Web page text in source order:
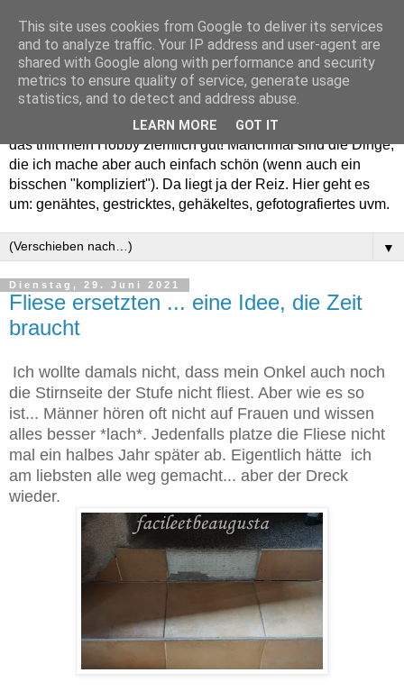
Willkommen in meinem "Wohnzimmer". Einfach und schön -
das trifft mein Hobby ziemlich gut! Manchmal sind die Dinge,
die ich mache aber auch einfach schön (wenn auch ein
bisschen "kompliziert"). Da liegt ja der Reiz. Hier geht es
um: genähtes, gestricktes, gehäkeltes, gefotografiertes uvm.
▼
Dienstag, 29. Juni 2021
Fliese ersetzten ... eine Idee, die Zeit
braucht
Ich wollte damals nicht, dass mein Onkel auch noch
die Stirnseite der Stufe nicht fliest. Aber wie es so
ist... Männer hören oft nicht auf Frauen und wissen
alles besser *lach*. Jedenfalls platze die Fliese nicht
mal ein halbes Jahr später ab. Eigentlich hätte ich
am liebsten alle weg gemacht... aber der Dreck
wieder.
This site uses cookies from Google to deliver its services
and to analyze traffic. Your IP address and user-agent are
shared with Google along with performance and security
metrics to ensure quality of service, generate usage
statistics, and to detect and address abuse.
LEARN MORE GOT IT